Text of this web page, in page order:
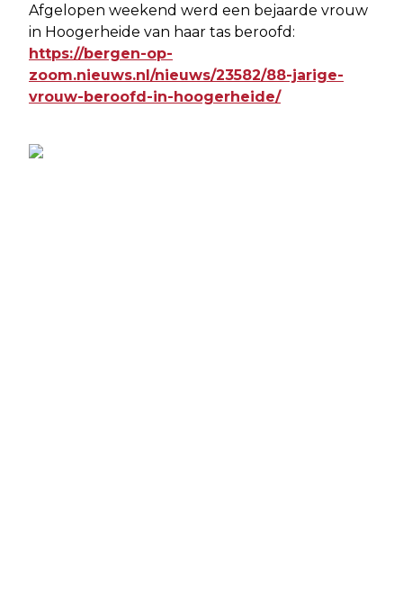
Afgelopen weekend werd een bejaarde vrouw
in Hoogerheide van haar tas beroofd:
https://bergen-op-
zoom.nieuws.nl/nieuws/23582/88-jarige-
vrouw-beroofd-in-hoogerheide/